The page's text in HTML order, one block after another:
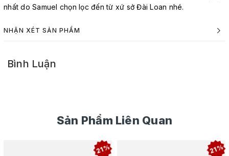
nhất do Samuel chọn lọc đến từ xứ sở Đài Loan nhé.
NHẬN XÉT SẢN PHẨM
Bình Luận
Sản Phẩm Liên Quan
21% 21%